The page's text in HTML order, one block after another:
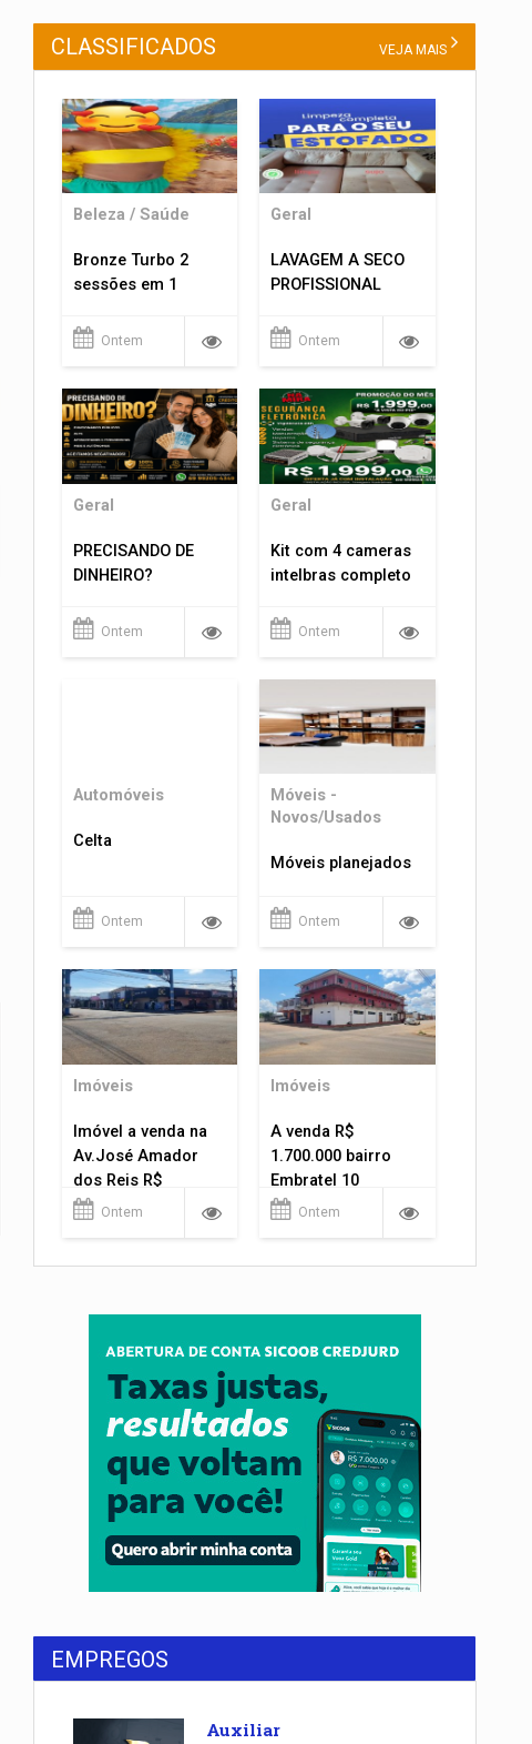
CLASSIFICADOS VEJA MAIS
Beleza / Saúde
Bronze Turbo 2
sessões em 1
Ontem
Geral
LAVAGEM A SECO
PROFISSIONAL
Ontem
Geral
PRECISANDO DE
DINHEIRO?
Ontem
Geral
Kit com 4 cameras
intelbras completo
Ontem
Automóveis
Celta
Ontem
Móveis -
Novos/Usados
Móveis planejados
Ontem
Imóveis
Imóvel a venda na
Av.José Amador
dos Reis R$
1.400.000
Ontem
Imóveis
A venda R$
1.700.000 bairro
Embratel 10
apartamentos!
Ontem
EMPREGOS
Auxiliar